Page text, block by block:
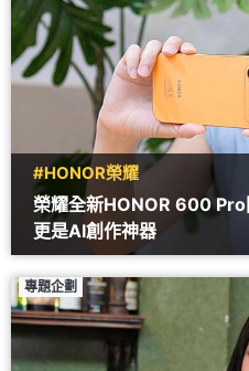
#HONOR榮耀
榮耀全新HONOR 600
更是AI創作神器
專題企劃